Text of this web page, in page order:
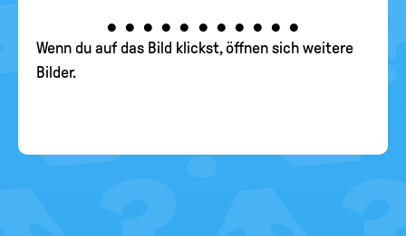
••••• ••••••
Wenn du auf das Bild klickst, öffnen sich weitere
Bilder.